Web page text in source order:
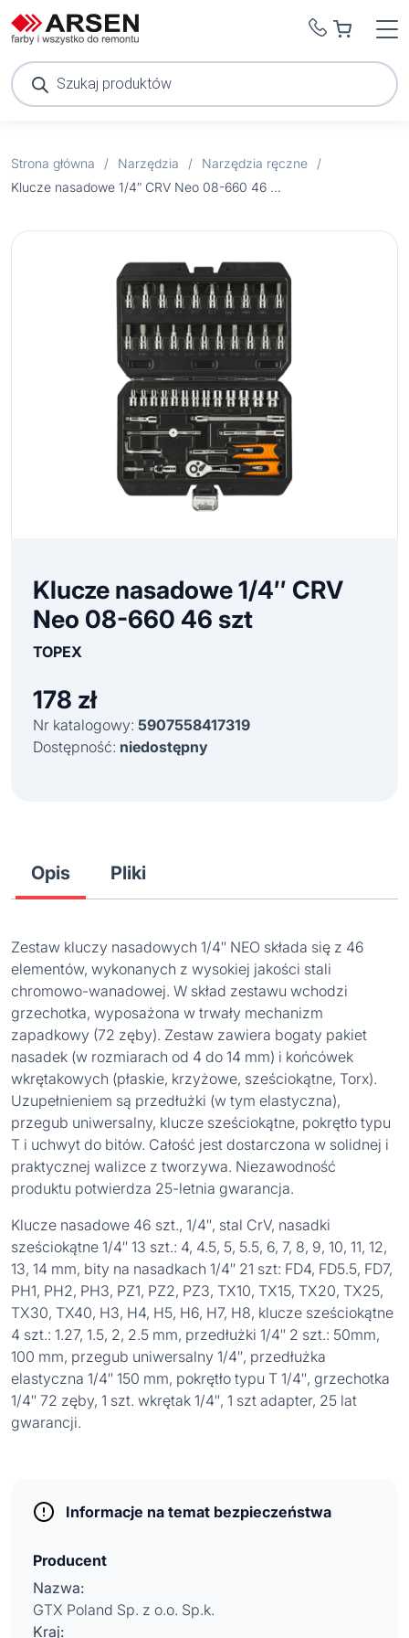
Wyszukiwarka
produktów
Strona główna / Narzędzia / Narzędzia ręczne
/
Klucze nasadowe 1/4″ CRV Neo 08-660 46 szt
Klucze nasadowe 1/4″ CRV
Neo 08-660 46 szt
TOPEX
178 zł
Nr katalogowy: 5907558417319
Dostępność: niedostępny
Opis Pliki
Zestaw kluczy nasadowych 1/4″ NEO składa się z 46
elementów, wykonanych z wysokiej jakości stali
chromowo-wanadowej. W skład zestawu wchodzi
grzechotka, wyposażona w trwały mechanizm
zapadkowy (72 zęby). Zestaw zawiera bogaty pakiet
nasadek (w rozmiarach od 4 do 14 mm) i końcówek
wkrętakowych (płaskie, krzyżowe, sześciokątne, Torx).
Uzupełnieniem są przedłużki (w tym elastyczna),
przegub uniwersalny, klucze sześciokątne, pokrętło typu
T i uchwyt do bitów. Całość jest dostarczona w solidnej i
praktycznej walizce z tworzywa. Niezawodność
produktu potwierdza 25-letnia gwarancja.
Klucze nasadowe 46 szt., 1/4″, stal CrV, nasadki
sześciokątne 1/4″ 13 szt.: 4, 4.5, 5, 5.5, 6, 7, 8, 9, 10, 11, 12,
13, 14 mm, bity na nasadkach 1/4″ 21 szt: FD4, FD5.5, FD7,
PH1, PH2, PH3, PZ1, PZ2, PZ3, TX10, TX15, TX20, TX25,
TX30, TX40, H3, H4, H5, H6, H7, H8, klucze sześciokątne
4 szt.: 1.27, 1.5, 2, 2.5 mm, przedłużki 1/4″ 2 szt.: 50mm,
100 mm, przegub uniwersalny 1/4″, przedłużka
elastyczna 1/4″ 150 mm, pokrętło typu T 1/4″, grzechotka
1/4″ 72 zęby, 1 szt. wkrętak 1/4″, 1 szt adapter, 25 lat
gwarancji.
Informacje na temat bezpieczeństwa
Producent
Nazwa:
GTX Poland Sp. z o.o. Sp.k.
Kraj: